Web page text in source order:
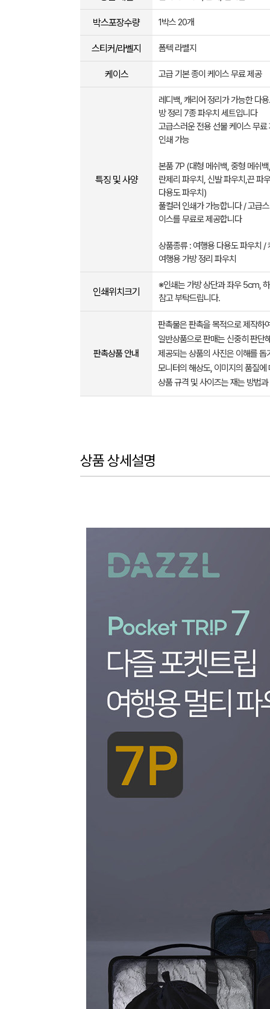
박스포장수량 1박스 20개
스티커/라벨지 폼텍 라벨지
케이스 고급 기본 종이 케이스 무료 제공
특징 및 사양
레디백, 캐리어 정리가 가능한 다
방 정리 7종 파우치 세트입니다
고급스러운 전용 선물 케이스 무료
인쇄 가능
본품 7P (대형 메쉬백, 중형 메쉬
란제리 파우치, 신발 파우치,끈 파
다용도 파우치)
풀컬러 인쇄가 가능합니다 / 고급
이스를 무료로 제공합니다
상품종류 : 여행용 다용도 파우치 /
여행용 가방 정리 파우치
인쇄위치크기
※인쇄는 가방 상단과 좌우 5cm,
참고 부탁드립니다.
판촉상품 안내
판촉물은 판촉을 목적으로 제작하
일반상품으로 판매는 신중히 판단
제공되는 상품의 사진은 이해를
모니터의 해상도, 이미지의 품질
상품 규격 및 사이즈는 재는 방법
상품 상세설명